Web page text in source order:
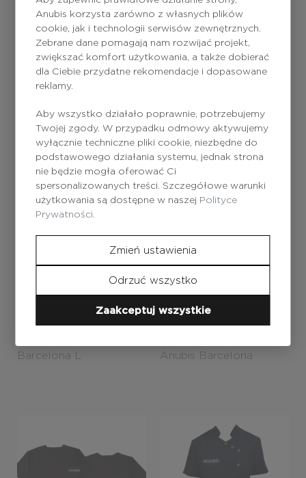
Brak produktu
Barcelona 90x150
Brak produktu
Anubis Barcelona
женская L
Brak produktu
Barcelona L
Brak produktu
Anubis Barcelona
Anubis korzysta zarówno z własnych plików
cookie, jak i technologii serwisów zewnętrznych.
Zebrane dane pomagają nam rozwijać projekt,
zwiększać komfort użytkowania, a także dobierać
dla Ciebie przydatne rekomendacje i dopasowane
reklamy.
Aby wszystko działało poprawnie, potrzebujemy
Twojej zgody. W przypadku odmowy aktywujemy
wyłącznie techniczne pliki cookie, niezbędne do
podstawowego działania systemu, jednak strona
nie będzie mogła oferować Ci
spersonalizowanych treści. Szczegółowe warunki
użytkowania są dostępne w naszej Polityce
Prywatności.
Zmień ustawienia
Odrzuć wszystko
Zaakceptuj wszystkie